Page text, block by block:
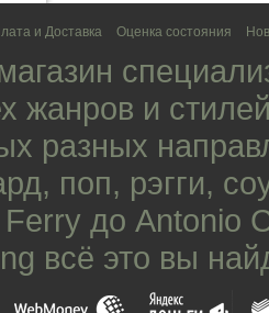
и Доставка Оценка состояния
жанров и
разных
, поп, рэгги,
до Antonio
всё это вы